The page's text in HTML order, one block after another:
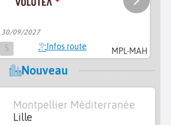
MPL-MAH
09/2027
S Infos route
Nouveau
Montpellier Méditerranée
Lille